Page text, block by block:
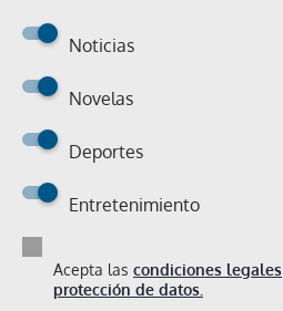
Noticias
Novelas
Deportes
Entretenimiento
Acepta las condiciones legales
protección de datos.